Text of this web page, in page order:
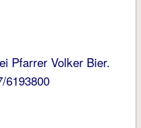
Pfarrer Volker Bier.
6193800